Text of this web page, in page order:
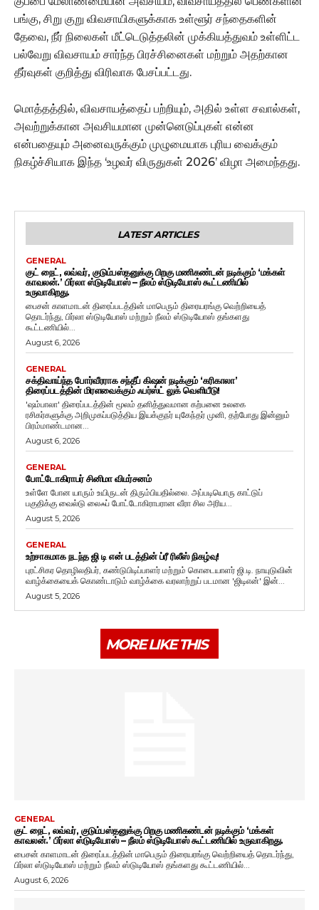
பங்கு, சிறு குறு விவசாயிகளுக்காக உள்ளூர் சந்தைகளின்
தேவை, நீர் நிலைகள் மீட்டெடுத்தலின் முக்கியத்துவம் உள்ளிட்ட
பல்வேறு விவசாயம் சார்ந்த பிரச்சினைகள் மற்றும் அதற்கான
தீர்வுகள் குறித்து விரிவாக பேசப்பட்டது.
மொத்தத்தில், விவசாயத்தைப் பற்றியும், அதில் உள்ள சவால்கள்,
அவற்றுக்கான அவசியமான முன்னெடுப்புகள் என்ன
என்பதையும் அனைவருக்கும் முழுமையாக புரிய வைக்கும்
நிகழ்ச்சியாக இந்த ‘உழவர் விருதுகள் 2026’ விழா அமைந்தது.
LATEST ARTICLES
GENERAL
குட் நைட், லவ்வர், குடும்பஸ்தனுக்கு பிறகு மணிகண்டன் நடிக்கும் ‘மக்கள்
காவலன்.’ பிர்லா ஸ்டுடியோஸ் – நீலம் ஸ்டுடியோஸ் கூட்டணியில்
உருவாகிறது.
பைசன் காளமாடன் திரைப்படத்தின் மாபெரும் திரையரங்கு வெற்றியைத்
தொடர்ந்து, பிர்லா ஸ்டுடியோஸ் மற்றும் நீலம் ஸ்டுடியோஸ் தங்களது
கூட்டணியில்...
August 6, 2026
GENERAL
சக்திவாய்ந்த போர்வீரராக சந்தீப் கிஷன் நடிக்கும் ‘கரிகாலா’
திரைப்படத்தின் மிரளவைக்கும் ஃபர்ஸ்ட் லுக் வெளியீடு!
'ஷம்பாலா' திரைப்படத்தின் மூலம் தனித்துவமான கற்பனை உலகை
ரசிகர்களுக்கு அறிமுகப்படுத்திய இயக்குநர் யுகேந்தர் முனி, தற்போது இன்னும்
பிரம்மாண்டமான...
August 6, 2026
GENERAL
போட்டோகிராபர் சினிமா விமர்சனம்
உள்ளே போன யாரும் உயிருடன் திரும்பியதில்லை. அப்படியொரு காட்டுப்
பகுதிக்கு வைல்டு லைஃப் போட்டோகிராபரான வீரா சில அரிய...
August 5, 2026
GENERAL
உற்சாகமாக நடந்த ஜி டி என் படத்தின் ப்ரீ ரிலீஸ் நிகழ்வு!
புரட்சிகர தொழிலதிபர், கண்டுபிடிப்பாளர் மற்றும் கொடையாளர் ஜி.டி. நாயுடுவின்
வாழ்க்கையைக் கொண்டாடும் வாழ்க்கை வரலாற்றுப் படமான 'ஜிடிஎன்' இன்...
August 5, 2026
MORE LIKE THIS
GENERAL
குட் நைட், லவ்வர், குடும்பஸ்தனுக்கு பிறகு மணிகண்டன் நடிக்கும் ‘மக்கள்
காவலன்.’ பிர்லா ஸ்டுடியோஸ் – நீலம் ஸ்டுடியோஸ் கூட்டணியில் உருவாகிறது.
பைசன் காளமாடன் திரைப்படத்தின் மாபெரும் திரையரங்கு வெற்றியைத் தொடர்ந்து,
பிர்லா ஸ்டுடியோஸ் மற்றும் நீலம் ஸ்டுடியோஸ் தங்களது கூட்டணியில்...
August 6, 2026